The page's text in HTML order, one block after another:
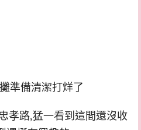
準備清潔打烊了
孝路,猛一看到這間還沒收